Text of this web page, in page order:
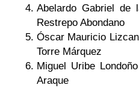
Abelardo Gabriel de
Restrepo Abondano
Óscar Mauricio
Torre Márquez
Miguel Uribe
Araque